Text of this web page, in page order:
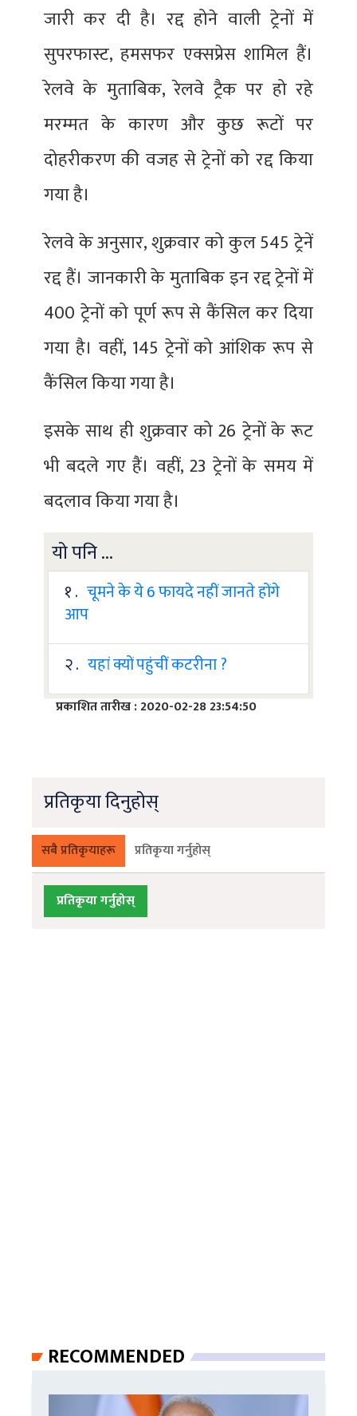
जारी कर दी है। रद्द होने वाली ट्रेनों में
सुपरफास्ट, हमसफर एक्सप्रेस शामिल हैं।
रेलवे के मुताबिक, रेलवे ट्रैक पर हो रहे
मरम्मत के कारण और कुछ रूटों पर
दोहरीकरण की वजह से ट्रेनों को रद्द किया
गया है।
रेलवे के अनुसार, शुक्रवार को कुल 545 ट्रेनें
रद्द हैं। जानकारी के मुताबिक इन रद्द ट्रेनों में
400 ट्रेनों को पूर्ण रूप से कैंसिल कर दिया
गया है। वहीं, 145 ट्रेनों को आंशिक रूप से
कैंसिल किया गया है।
इसके साथ ही शुक्रवार को 26 ट्रेनों के रूट
भी बदले गए हैं। वहीं, 23 ट्रेनों के समय में
बदलाव किया गया है।
यो पनि ...
१ . चूमने के ये 6 फायदे नहीं जानते होंगे
आप
२ . यहां क्यों पहुंचीं कटरीना ?
प्रकाशित तारीख : 2020-02-28 23:54:50
प्रतिकृया दिनुहोस्
सबै प्रतिकृयाहरू प्रतिकृया गर्नुहोस्
प्रतिकृया गर्नुहोस्
RECOMMENDED